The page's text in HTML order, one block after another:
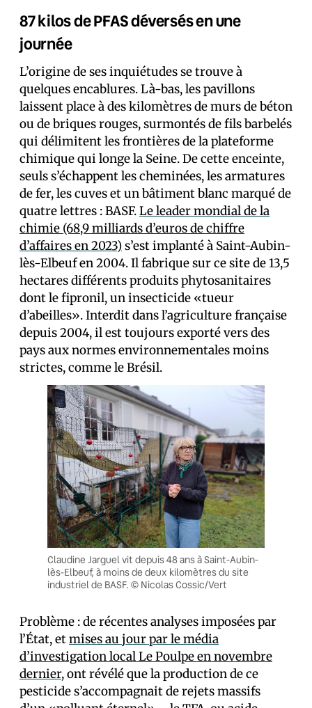
87 kilos de PFAS déversés en une
journée
L’origine de ses inquiétudes se trouve à
quelques encablures. Là-bas, les pavillons
laissent place à des kilomètres de murs de béton
ou de briques rouges, surmontés de fils barbelés
qui délimitent les frontières de la plateforme
chimique qui longe la Seine. De cette enceinte,
seuls s’échappent les cheminées, les armatures
de fer, les cuves et un bâtiment blanc marqué de
quatre lettres : BASF.Le leader mondial de la
chimie (68,9 milliards d’euros de chiffre
d’affaires en 2023)s’est implanté à Saint-Aubin-
lès-Elbeuf en 2004. Il fabrique sur ce site de 13,5
hectares différents produits phytosanitaires
dont le fipronil, un insecticide «tueur
d’abeilles». Interdit dans l’agriculture française
depuis 2004, il est toujours exporté vers des
pays aux normes environnementales moins
strictes, comme le Brésil.
Claudine Jarguel vit depuis 48 ans à Saint-Aubin-
lès-Elbeuf, à moins de deux kilomètres du site
industriel de BASF. © Nicolas Cossic/Vert
Problème : de récentes analyses imposées par
l’État, etmises au jour par le média
d’investigation local Le Poulpe en novembre
dernier, ont révélé que la production de ce
pesticide s’accompagnait de rejets massifs